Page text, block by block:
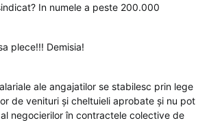
In numele a peste 200.000
plece!!! Demisia!
ale angajatilor se stabilesc prin lege
de venituri și cheltuieli aprobate și nu pot
negocierilor în contractele colective de